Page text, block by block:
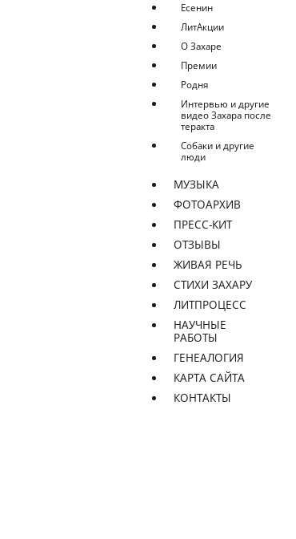
Есенин
ЛитАкции
О Захаре
Премии
Родня
Интервью и другие
видео Захара после
теракта
Собаки и другие
люди
МУЗЫКА
ФОТОАРХИВ
ПРЕСС-КИТ
ОТЗЫВЫ
ЖИВАЯ РЕЧЬ
СТИХИ ЗАХАРУ
ЛИТПРОЦЕСС
НАУЧНЫЕ
РАБОТЫ
ГЕНЕАЛОГИЯ
КАРТА САЙТА
КОНТАКТЫ